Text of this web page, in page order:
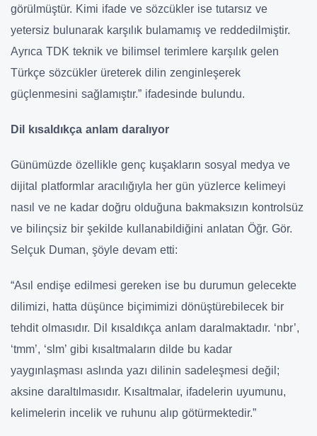
görülmüştür. Kimi ifade ve sözcükler ise tutarsız ve
yetersiz bulunarak karşılık bulamamış ve reddedilmiştir.
Ayrıca TDK teknik ve bilimsel terimlere karşılık gelen
Türkçe sözcükler üreterek dilin zenginleşerek
güçlenmesini sağlamıştır.” ifadesinde bulundu.
Dil kısaldıkça anlam daralıyor
Günümüzde özellikle genç kuşakların sosyal medya ve
dijital platformlar aracılığıyla her gün yüzlerce kelimeyi
nasıl ve ne kadar doğru olduğuna bakmaksızın kontrolsüz
ve bilinçsiz bir şekilde kullanabildiğini anlatan Öğr. Gör.
Selçuk Duman, şöyle devam etti:
“Asıl endişe edilmesi gereken ise bu durumun gelecekte
dilimizi, hatta düşünce biçimimizi dönüştürebilecek bir
tehdit olmasıdır. Dil kısaldıkça anlam daralmaktadır. ‘nbr’,
‘tmm’, ‘slm’ gibi kısaltmaların dilde bu kadar
yaygınlaşması aslında yazı dilinin sadeleşmesi değil;
aksine daraltılmasıdır. Kısaltmalar, ifadelerin uyumunu,
kelimelerin incelik ve ruhunu alıp götürmektedir.”